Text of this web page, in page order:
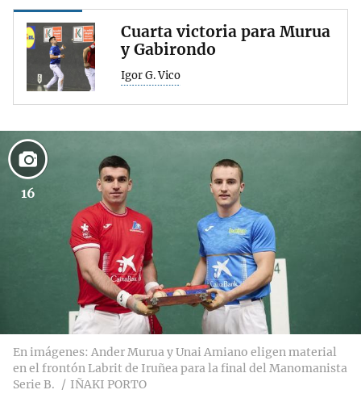
Cuarta victoria para Murua
y Gabirondo
Igor G. Vico
16
En imágenes: Ander Murua y Unai Amiano eligen material
en el frontón Labrit de Iruñea para la final del Manomanista
Serie B.
IÑAKI PORTO